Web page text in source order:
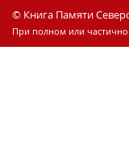
© Книга Памяти
При полном или